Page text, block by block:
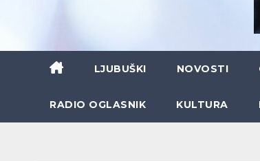
LJUBUŠKI NOVOSTI
RADIO OGLASNIK KULTURA